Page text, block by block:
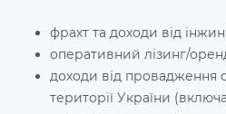
фрахт та доходи від
оперативний лізинг/
доходи від провадження
території України